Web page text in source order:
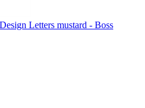
Letters mustard - Boss